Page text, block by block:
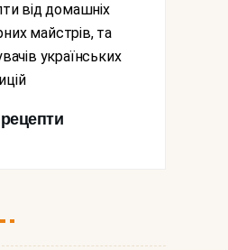
майстрів, та
українських